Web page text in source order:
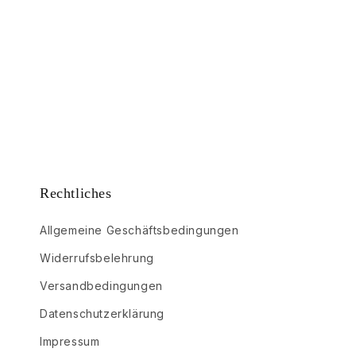
Rechtliches
Allgemeine Geschäftsbedingungen
Widerrufsbelehrung
Versandbedingungen
Datenschutzerklärung
Impressum